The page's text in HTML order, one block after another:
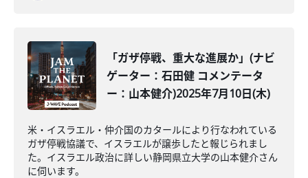
「ガザ停戦、重大な進展か」(ナビ
ゲーター：石田健 コメンテータ
ー：山本健介)2025年7月10日(木)
米・イスラエル・仲介国のカタールにより行なわれている
ガザ停戦協議で、イスラエルが譲歩したと報じられまし
た。イスラエル政治に詳しい静岡県立大学の山本健介さん
に伺います。